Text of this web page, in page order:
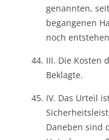
genannten,
begangenen
noch
III. Die Kosten
Beklagte.
IV. Das Urteil
Daneben sind